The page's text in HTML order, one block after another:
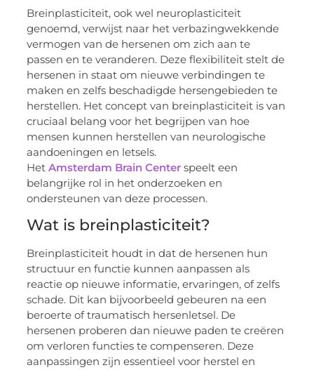
Breinplasticiteit, ook wel neuroplasticiteit
genoemd, verwijst naar het verbazingwekkende
vermogen van de hersenen om zich aan te
passen en te veranderen. Deze flexibiliteit stelt de
hersenen in staat om nieuwe verbindingen te
maken en zelfs beschadigde hersengebieden te
herstellen. Het concept van breinplasticiteit is van
cruciaal belang voor het begrijpen van hoe
mensen kunnen herstellen van neurologische
aandoeningen en letsels.
HetAmsterdam Brain Center speelt een
belangrijke rol in het onderzoeken en
ondersteunen van deze processen.
Wat is breinplasticiteit?
Breinplasticiteit houdt in dat de hersenen hun
structuur en functie kunnen aanpassen als
reactie op nieuwe informatie, ervaringen, of zelfs
schade. Dit kan bijvoorbeeld gebeuren na een
beroerte of traumatisch hersenletsel. De
hersenen proberen dan nieuwe paden te creëren
om verloren functies te compenseren. Deze
aanpassingen zijn essentieel voor herstel en